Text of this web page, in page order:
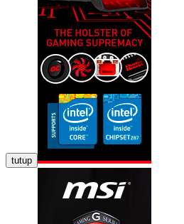
tutup